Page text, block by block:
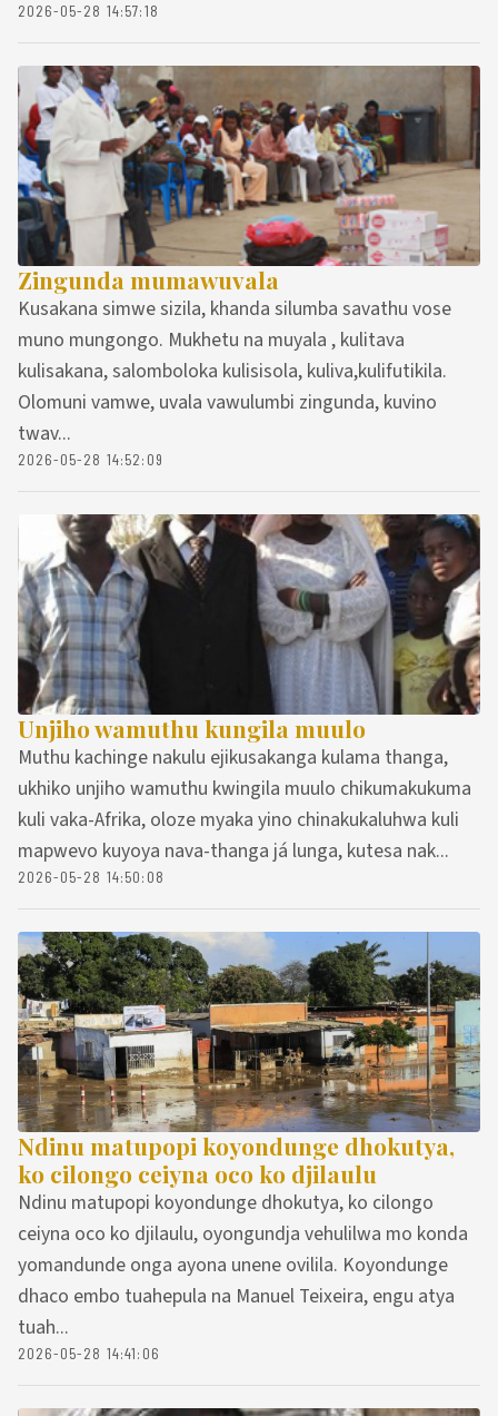
2026-05-28 14:57:18
Zingunda mumawuvala
Kusakana simwe sizila, khanda silumba savathu vose
muno mungongo. Mukhetu na muyala , kulitava
kulisakana, salomboloka kulisisola, kuliva,kulifutikila.
Olomuni vamwe, uvala vawulumbi zingunda, kuvino
twav...
2026-05-28 14:52:09
Unjiho wamuthu kungila muulo
Muthu kachinge nakulu ejikusakanga kulama thanga,
ukhiko unjiho wamuthu kwingila muulo chikumakukuma
kuli vaka-Afrika, oloze myaka yino chinakukaluhwa kuli
mapwevo kuyoya nava-thanga já lunga, kutesa nak...
2026-05-28 14:50:08
Ndinu matupopi koyondunge dhokutya,
ko cilongo ceiyna oco ko djilaulu
Ndinu matupopi koyondunge dhokutya, ko cilongo
ceiyna oco ko djilaulu, oyongundja vehulilwa mo konda
yomandunde onga ayona unene ovilila. Koyondunge
dhaco embo tuahepula na Manuel Teixeira, engu atya
tuah...
2026-05-28 14:41:06